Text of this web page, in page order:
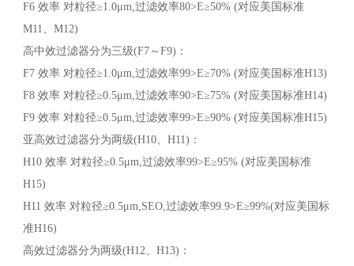
F6 效率 对粒径≥1.0μm,过滤效率80>E≥50% (对应美国标准
M11、M12)
高中效过滤器分为三级(F7～F9)：
F7 效率 对粒径≥1.0μm,过滤效率99>E≥70% (对应美国标准H13)
F8 效率 对粒径≥0.5μm,过滤效率90>E≥75% (对应美国标准H14)
F9 效率 对粒径≥0.5μm,过滤效率99>E≥90% (对应美国标准H15)
亚高效过滤器分为两级(H10、H11)：
H10 效率 对粒径≥0.5μm,过滤效率99>E≥95% (对应美国标准
H15)
H11 效率 对粒径≥0.5μm,SEO,过滤效率99.9>E≥99%(对应美国标
准H16)
高效过滤器分为两级(H12、H13)：